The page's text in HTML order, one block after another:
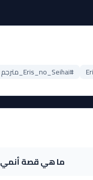
#Eris_no_Seihai_مترجم
ما هي قصة أنمي Eris no Seihai؟